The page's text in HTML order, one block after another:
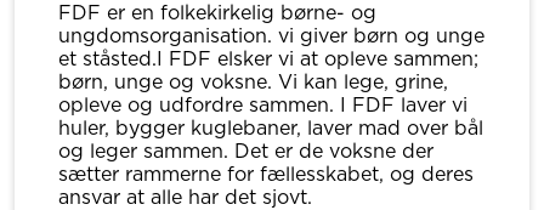
FDF er en folkekirkelig børne- og
ungdomsorganisation. vi giver børn og unge
et ståsted.I FDF elsker vi at opleve sammen;
børn, unge og voksne. Vi kan lege, grine,
opleve og udfordre sammen. I FDF laver vi
huler, bygger kuglebaner, laver mad over bål
og leger sammen. Det er de voksne der
sætter rammerne for fællesskabet, og deres
ansvar at alle har det sjovt.